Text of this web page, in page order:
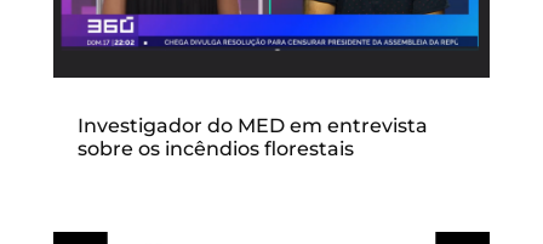
Investigador do MED em entrevista
sobre os incêndios florestais